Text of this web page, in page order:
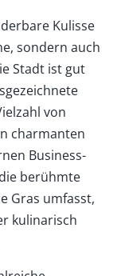
Kulisse
sondern auch
Stadt ist gut
von
charmanten
Business-
berühmte
Gras umfasst,
kulinarisch